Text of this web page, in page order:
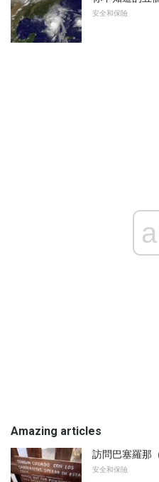
安全和保險
Amazing articles
訪問巴塞羅那
安全和保險